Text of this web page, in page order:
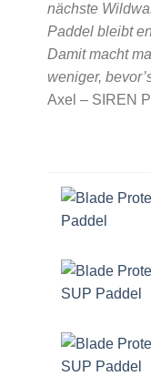
nächste
Paddel bleibt
Damit macht
weniger,
Axel – SIREN